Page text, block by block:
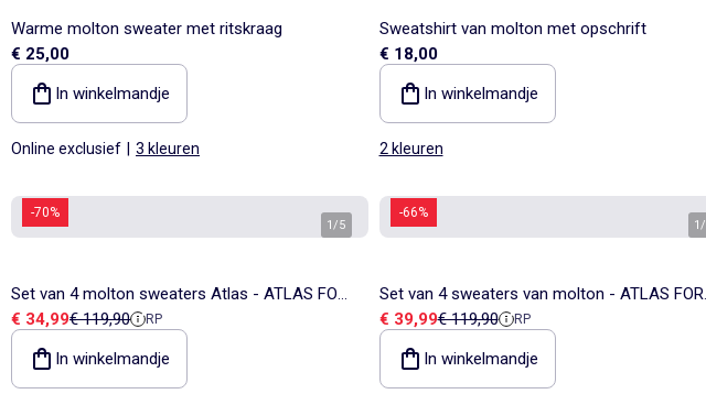
Warme molton sweater met ritskraag
€ 25,00
In winkelmandje
Online exclusief 3 kleuren
Sweatshirt van molton met opschrift
€ 18,00
In winkelmandje
2 kleuren
-70%
1/5
Set van 4 molton sweaters Atlas - ATLAS FOR
MEN
Verkoopprijs
€ 34,99Referentieprijs
€ 119,90 RP
In winkelmandje
-66%
1/
Set van 4 sweaters van molton - ATLAS FOR
MEN
Verkoopprijs
€ 39,99Referentieprijs
€ 119,90 RP
In winkelmandje